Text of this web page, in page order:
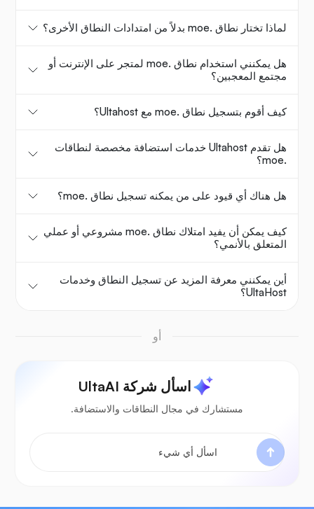
لماذا تختار نطاق .moe بدلاً من امتدادات النطاق الأخرى؟
هل يمكنني استخدام نطاق .moe لمتجر على الإنترنت أو
مجتمع المعجبين؟
كيف أقوم بتسجيل نطاق .moe مع Ultahost؟
هل تقدم Ultahost خدمات استضافة مخصصة لنطاقات
.moe؟
هل هناك أي قيود على من يمكنه تسجيل نطاق .moe؟
كيف يمكن أن يفيد امتلاك نطاق .moe مشروعي أو عملي
المتعلق بالأنمي؟
أين يمكنني معرفة المزيد عن تسجيل النطاق وخدمات
UltaHost؟
أو
اسأل شركة UltaAI
مستشارك في مجال النطاقات والاستضافة.